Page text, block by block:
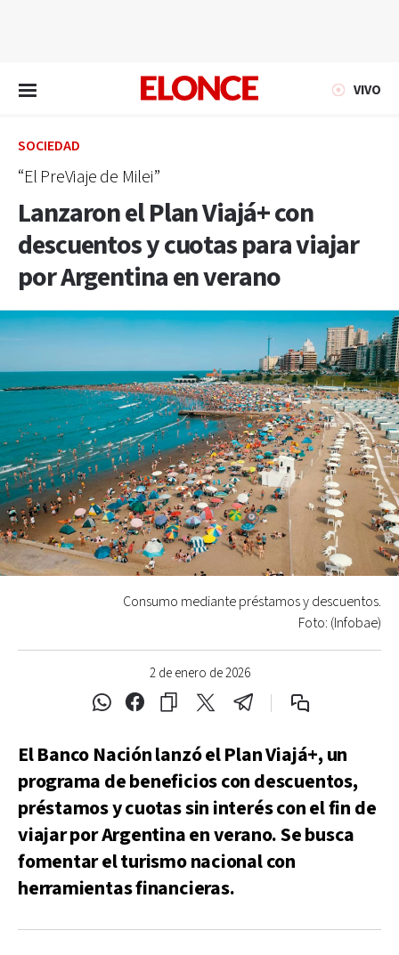
VIVO
SOCIEDAD
“El PreViaje de Milei”
Lanzaron el Plan Viajá+ con
descuentos y cuotas para viajar
por Argentina en verano
2 de enero de 2026
Consumo mediante préstamos y descuentos.
Foto: (Infobae)
El Banco Nación lanzó el Plan Viajá+, un
programa de beneficios con descuentos,
préstamos y cuotas sin interés con el fin de
viajar por Argentina en verano. Se busca
fomentar el turismo nacional con
herramientas financieras.